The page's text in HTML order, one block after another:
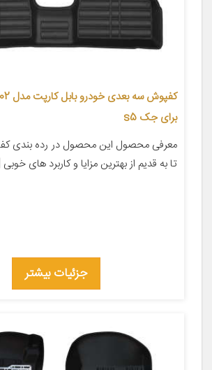
برای جک s5
معرفی محصول این محصول در رده بندی
تا به قدیم از بهترین مزایا و کاربرد های
جزئیات بیشتر